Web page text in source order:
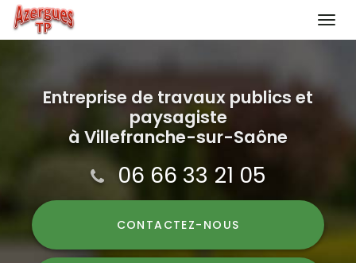
contenuEntreprise de travaux publics et
paysagiste
à Villefranche-sur-Saône
06 66 33 21 05
CONTACTEZ- NOUS